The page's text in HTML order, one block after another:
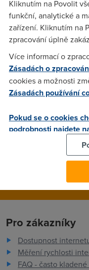
průměr:73.9ms
toto měření nepřesné
Anonym(6.6.2005
mereni na rychlost.cz
radce
petzed(6.6.2005
Start > spustit> cmd >
ping www.seznam.cz -t
Pro zákazníky
Dostupnost
Měření rychlosti
FAQ - často
Kliknutím na Povolit
funkční, analytické a
zařízení. Kliknutím na
zpracování úplně
Více informací o
Zásadách o
cookies a možnosti
Zásadách používání
Pokud se o cookies
podrobnosti najdete